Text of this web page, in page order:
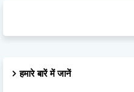
हमारे बारें में जानें